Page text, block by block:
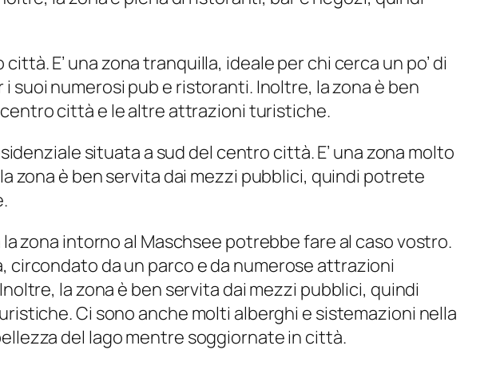
E’ una zona tranquilla, ideale per chi cerca un po’ di
suoi numerosi pub e ristoranti. Inoltre, la zona è ben
città e le altre attrazioni turistiche.
situata a sud del centro città. E’ una zona molto
zona è ben servita dai mezzi pubblici, quindi potrete
zona intorno al Maschsee potrebbe fare al caso vostro.
da un parco e da numerose attrazioni
la zona è ben servita dai mezzi pubblici, quindi
Ci sono anche molti alberghi e sistemazioni nella
del lago mentre soggiornate in città.